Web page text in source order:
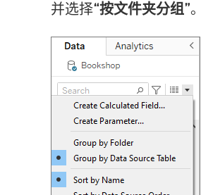
并选择“按文件夹分组”。